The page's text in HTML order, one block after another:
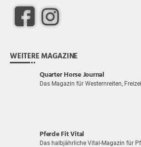
WEITERE MAGAZINE
Quarter Horse Journal
Das Magazin für Westernreiten,
Pferde Fit Vital
Das halbjährliche Vital-Magazin für